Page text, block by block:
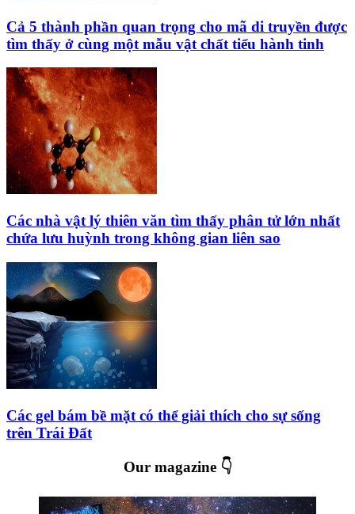
Cả 5 thành phần quan trọng cho mã di truyền được
tìm thấy ở cùng một mẫu vật chất tiểu hành tinh
Các nhà vật lý thiên văn tìm thấy phân tử lớn nhất
chứa lưu huỳnh trong không gian liên sao
Các gel bám bề mặt có thể giải thích cho sự sống
trên Trái Đất
Our magazine 👇